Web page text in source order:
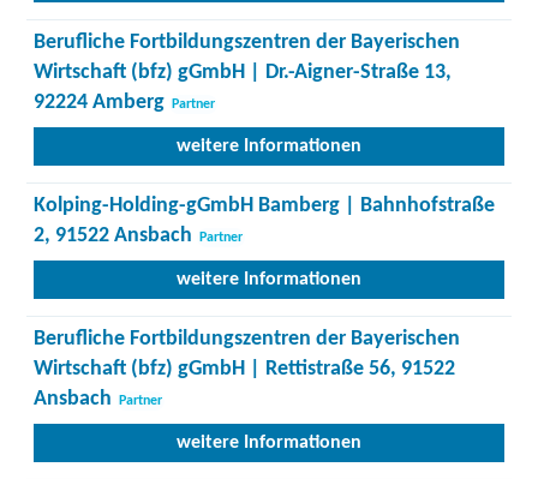
Berufliche Fortbildungszentren der Bayerischen
Wirtschaft (bfz) gGmbH | Dr.-Aigner-Straße 13,
92224 Amberg
Partner
weitere Informationen
Kolping-Holding-gGmbH Bamberg | Bahnhofstraße
2, 91522 Ansbach
Partner
weitere Informationen
Berufliche Fortbildungszentren der Bayerischen
Wirtschaft (bfz) gGmbH | Rettistraße 56, 91522
Ansbach
Partner
weitere Informationen